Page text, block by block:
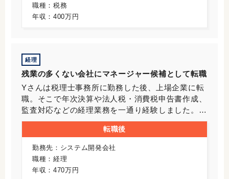
していました。当時Oさんは大阪在住でしたが、東
験はありません。数年前なら、そのスキルで大手税
理士法人へ転職するのは難しかったと思います。し
かし近年の人手不足により、今のタイミングならO
さんの年齢やご経歴でも採用される可能性は十分に
ありました。大手の事務所から複数の内定を得るの
は難しいにせよ、いずれかの内定を得られる可能性
職種：税務
年収：400万円
経理
残業の多くない会社にマネージャー候補として転職
Yさんは税理士事務所に勤務した後、上場企業に転
職。そこで年次決算や法人税・消費税申告書作成、
監査対応などの経理業務を一通り経験しました。た
だ同社は残業が多く、また上司との関係もぎくしゃ
くするようになったため、Yさんは退職を決意。当
社にご登録されました。転職先に対するYさんの希
望は、残業がさほど多くない職場であることと、前
職の会社で培った上場企業にける経理業務の経験を
転職後
勤務先：システム開発会社
職種：経理
年収：470万円